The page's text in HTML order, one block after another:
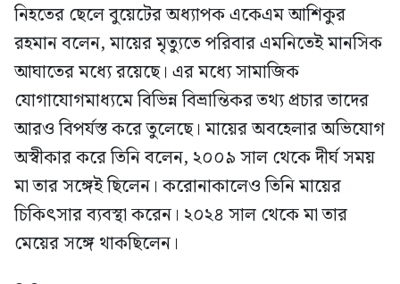
নিহতের ছেলে বুয়েটের অধ্যাপক একেএম আশিকুর
রহমান বলেন, মায়ের মৃত্যুতে পরিবার এমনিতেই মানসিক
আঘাতের মধ্যে রয়েছে। এর মধ্যে সামাজিক
যোগাযোগমাধ্যমে বিভিন্ন বিভ্রান্তিকর তথ্য প্রচার তাদের
আরও বিপর্যস্ত করে তুলেছে। মায়ের অবহেলার অভিযোগ
অস্বীকার করে তিনি বলেন, ২০০৯ সাল থেকে দীর্ঘ সময়
মা তার সঙ্গেই ছিলেন। করোনাকালেও তিনি মায়ের
চিকিৎসার ব্যবস্থা করেন। ২০২৪ সাল থেকে মা তার
মেয়ের সঙ্গে থাকছিলেন।